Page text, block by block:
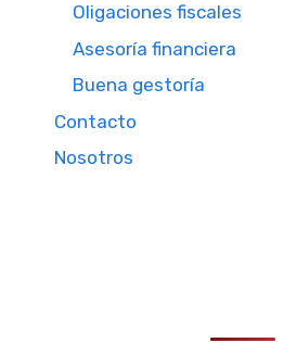
Oligaciones fiscales
Asesoría financiera
Buena gestoría
Contacto
Nosotros